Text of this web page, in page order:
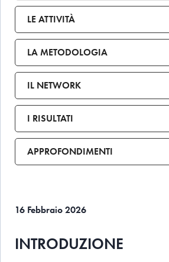
LE ATTIVITÀ
LA METODOLOGIA
IL NETWORK
I RISULTATI
APPROFONDIMENTI
16 Febbraio 2026
INTRODUZIONE